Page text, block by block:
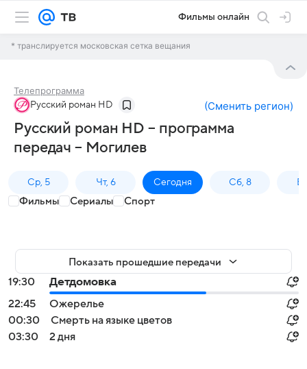
Фильмы онлайн
* транслируется московская сетка вещания
Телепрограмма
Русский роман HD (Сменить регион)
Русский роман HD – программа
передач – Могилев
Ср, 5 Чт, 6 Сегодня Сб, 8
Фильмы Сериалы Спорт
Показать прошедшие передачи
19:30
Детдомовка
22:45
Ожерелье
00:30
Смерть на языке цветов
03:30
2 дня